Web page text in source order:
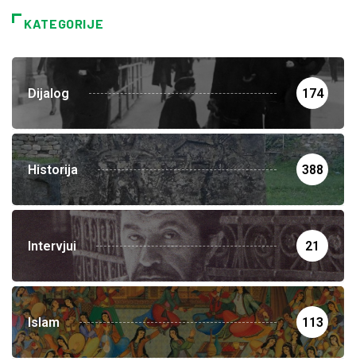
KATEGORIJE
Dijalog 174
Historija 388
Intervjui 21
Islam 113